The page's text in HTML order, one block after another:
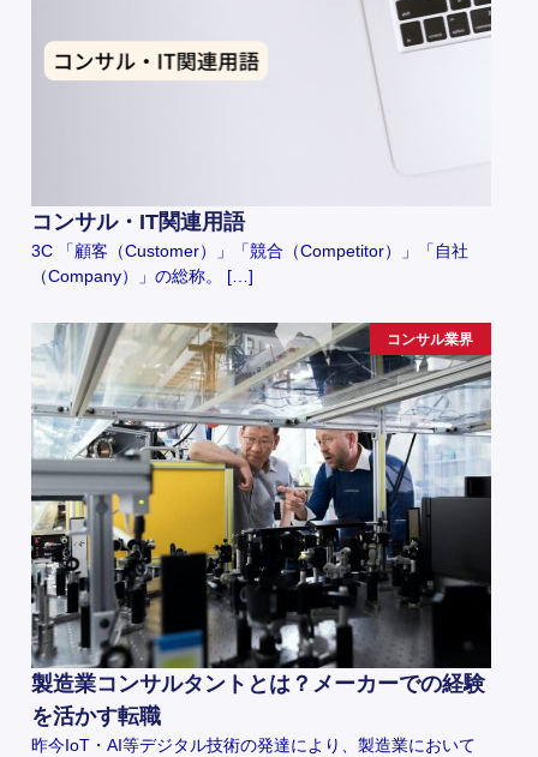
コンサル・IT関連用語
3C 「顧客（Customer）」「競合（Competitor）」「自社
（Company）」の総称。 […]
コンサル業界
製造業コンサルタントとは？メーカーでの経験
を活かす転職
昨今IoT・AI等デジタル技術の発達により、製造業において